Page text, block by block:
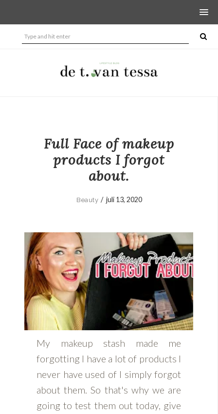
Full Face of makeup
products I forgot
about.
Beauty /juli 13, 2020
My makeup stash made me
forgotting I have a lot of products I
never have used of I simply forgot
about them. So that's why we are
going to test them out today, give